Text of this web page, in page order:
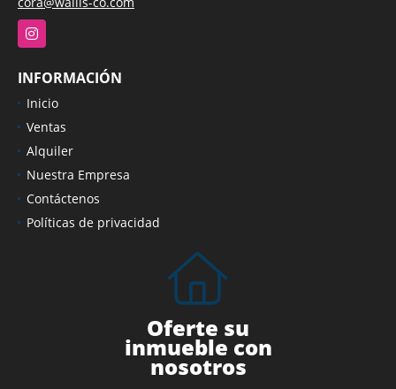
Instagram
INFORMACIÓN
Inicio
Ventas
Alquiler
Nuestra Empresa
Contáctenos
Políticas de privacidad
Oferte su
inmueble con
nosotros